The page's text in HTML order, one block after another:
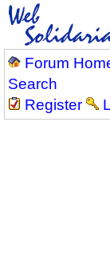
Forum
Search
Register